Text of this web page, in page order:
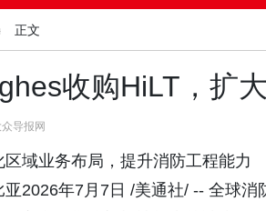
正文
收购HiLT，扩
导报网
域业务布局，提升消防工程能力
2026年7月7日 /美通社/ -- 全球